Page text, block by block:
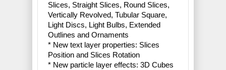
Slices, Straight Slices, Round Slices,
Vertically Revolved, Tubular Square,
Light Discs, Light Bulbs, Extended
Outlines and Ornaments
* New text layer properties: Slices
Position and Slices Rotation
* New particle layer effects: 3D Cubes